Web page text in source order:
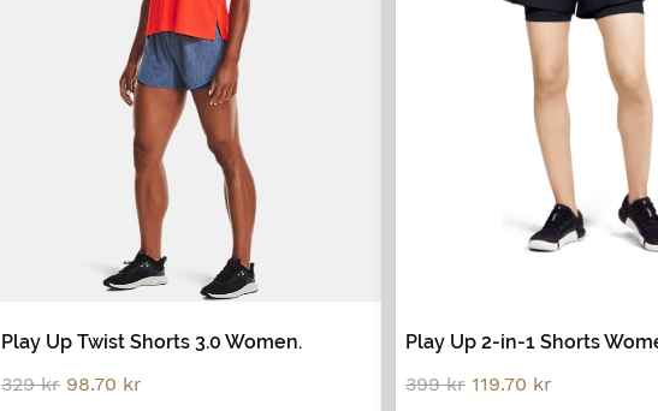
Play Up Twist Shorts 3.0 Women.
329kr Original
98.70 kr
Play Up 2-in-1 Shorts
399kr Original
119.70 kr